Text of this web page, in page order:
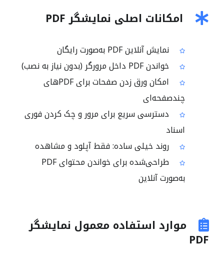
امکانات اصلی نمایشگر PDF
نمایش آنلاین PDF به‌صورت رایگان
خواندن PDF داخل مرورگر (بدون نیاز به نصب)
امکان ورق زدن صفحات برای PDFهای
چندصفحه‌ای
دسترسی سریع برای مرور و چک کردن فوری
اسناد
روند خیلی ساده: فقط آپلود و مشاهده
طراحی‌شده برای خواندن محتوای PDF
به‌صورت آنلاین
موارد استفاده معمول نمایشگر
PDF